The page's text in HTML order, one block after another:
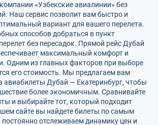
«Узбекские авиалинии» без
Наш сервис позволит вам быстро и
вариант для вашего перелета.
способов добраться в пункт
без пересадок. Прямой рейс Дубай
максимальный комфорт и
Одним из главных факторов при выборе
его стоимость. Мы предлагаем вам
авиабилеты Дубай — Екатеринбург, чтобы
более экономичным. Сравнивайте
и выбирайте тот, который подходит
сайте вы найдете билеты по самым
отслеживаем динамику цен и